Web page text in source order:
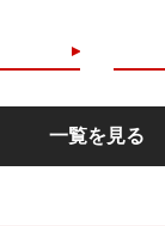
一覧を見る